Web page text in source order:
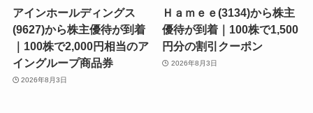
アインホールディングス
(9627)から株主優待が到着
｜100株で2,000円相当のア
イングループ商品券
2026年8月3日
Ｈａｍｅｅ(3134)から株主
優待が到着｜100株で1,500
円分の割引クーポン
2026年8月3日